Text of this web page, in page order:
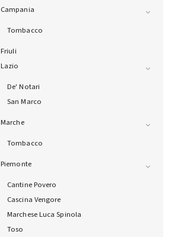
Campania
Tombacco
Friuli
Lazio
De' Notari
San Marco
Marche
Tombacco
Piemonte
Cantine Povero
Cascina Vengore
Marchese Luca Spinola
Toso